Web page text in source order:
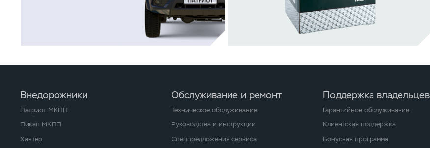
Внедорожники
Патриот МКПП
Пикап МКПП
Хантер
Обслуживание и ремонт
Техническое обслуживание
Руководства и инструкции
Спецпредложения сервиса
Поддержка владельцев
Гарантийное обслуживание
Клиентская поддержка
Бонусная программа